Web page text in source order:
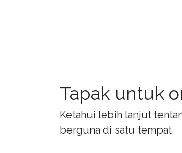
Tapak untuk
Ketahui lebih lanjut
berguna di satu tempat